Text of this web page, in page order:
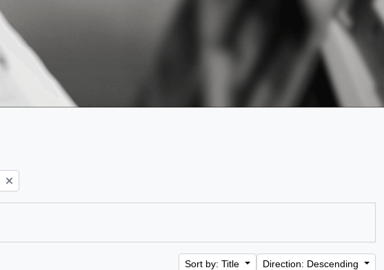
Sort by: Title Direction: Descending